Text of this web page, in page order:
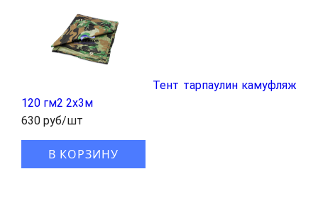
Тент тарпаулин камуфляж
120 гм2 2x3м
630 руб/шт
В КОРЗИНУ